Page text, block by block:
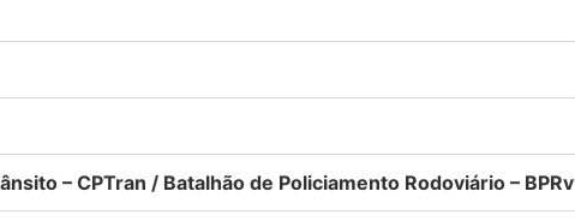
– CPTran / Batalhão de Policiamento Rodoviário – BPRv